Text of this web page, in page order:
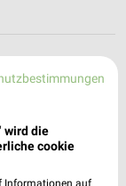
wird die
cookie
Informationen auf